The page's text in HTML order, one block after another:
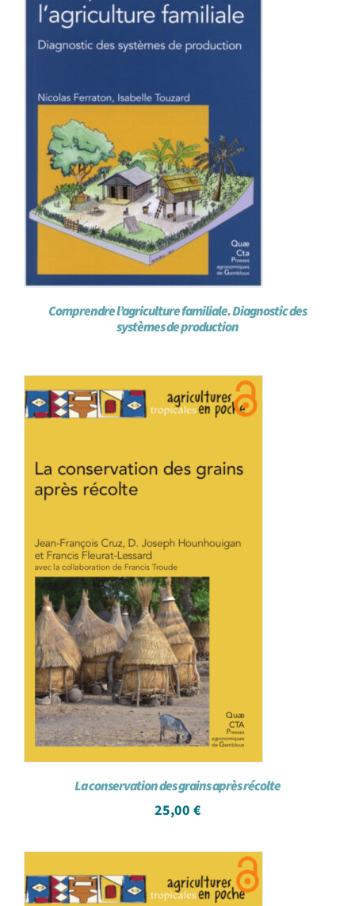
Comprendre l’agriculture familiale. Diagnostic des
systèmes de production
La conservation des grains après récolte
25,00 €